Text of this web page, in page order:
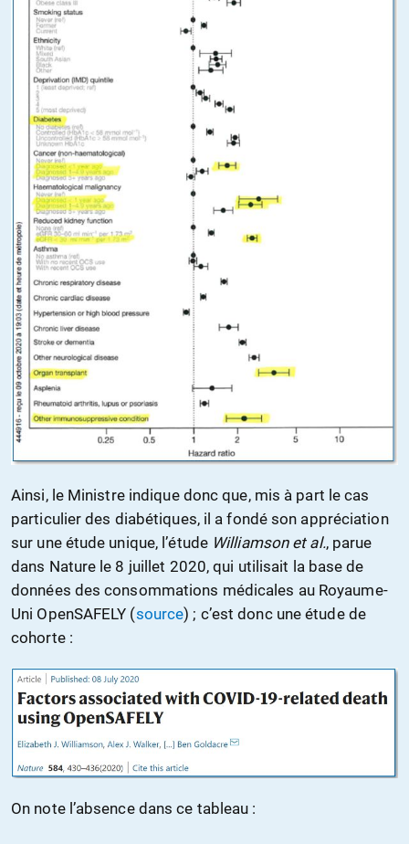
Ainsi, le Ministre indique donc que, mis à part le cas
particulier des diabétiques, il a fondé son appréciation
sur une étude unique, l’étude Williamson et al., parue
dans Nature le 8 juillet 2020, qui utilisait la base de
données des consommations médicales au Royaume-
Uni OpenSAFELY (source) ; c’est donc une étude de
cohorte :
On note l’absence dans ce tableau :